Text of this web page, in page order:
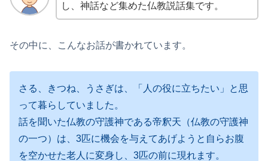
し、神話など集めた仏教説話集です。
その中に、こんなお話が書かれています。
さる、きつね、うさぎは、「人の役に立ちたい」と思
って暮らしていました。
話を聞いた仏教の守護神である帝釈天（仏教の守護神
の一つ）は、3匹に機会を与えてあげようと自らお腹
を空かせた老人に変身し、3匹の前に現れます。